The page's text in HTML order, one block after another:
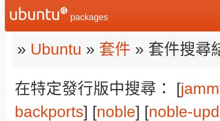
packages
» Ubuntu » 套件 » 套件搜尋
在特定發行版中搜尋： [
backports] [noble] [noble-